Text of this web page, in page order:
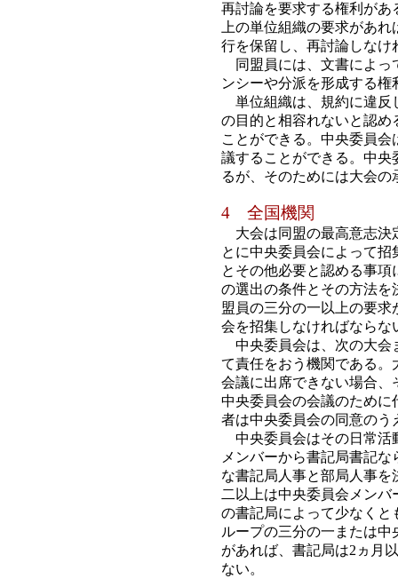
再討論を要求する権利が
上の単位組織の要求があ
行を保留し、再討論しなけ
同盟員には、文書によっ
ンシーや分派を形成する権
単位組織は、規約に違反
の目的と相容れないと認
ことができる。中央委員
議することができる。中
るが、そのためには大会の
4 全国機関
大会は同盟の最高意志決
とに中央委員会によって
とその他必要と認める事
の選出の条件とその方法
盟員の三分の一以上の要
会を招集しなければならな
中央委員会は、次の大会
て責任をおう機関である
会議に出席できない場合
中央委員会の会議のため
者は中央委員会の同意の
中央委員会はその日常活
メンバーから書記局書記
な書記局人事と部局人事
二以上は中央委員会メン
の書記局によって少なく
ループの三分の一または
があれば、書記局は2ヵ月
ない。